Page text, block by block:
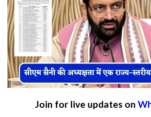
Join for live updates on